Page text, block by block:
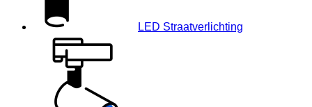
LED Straatverlichting